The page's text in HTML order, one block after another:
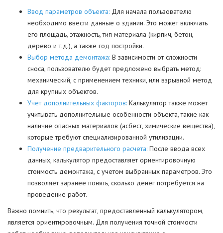
Ввод параметров объекта: Для начала пользователю
необходимо ввести данные о здании. Это может включать
его площадь, этажность, тип материала (кирпич, бетон,
дерево и т.д.), а также год постройки.
Выбор метода демонтажа: В зависимости от сложности
сноса, пользователю будет предложено выбрать метод:
механический, с применением техники, или взрывной метод
для крупных объектов.
Учет дополнительных факторов: Калькулятор также может
учитывать дополнительные особенности объекта, такие как
наличие опасных материалов (асбест, химические вещества),
которые требуют специализированной утилизации.
Получение предварительного расчета: После ввода всех
данных, калькулятор предоставляет ориентировочную
стоимость демонтажа, с учетом выбранных параметров. Это
позволяет заранее понять, сколько денег потребуется на
проведение работ.
Важно помнить, что результат, предоставленный калькулятором,
является ориентировочным. Для получения точной стоимости